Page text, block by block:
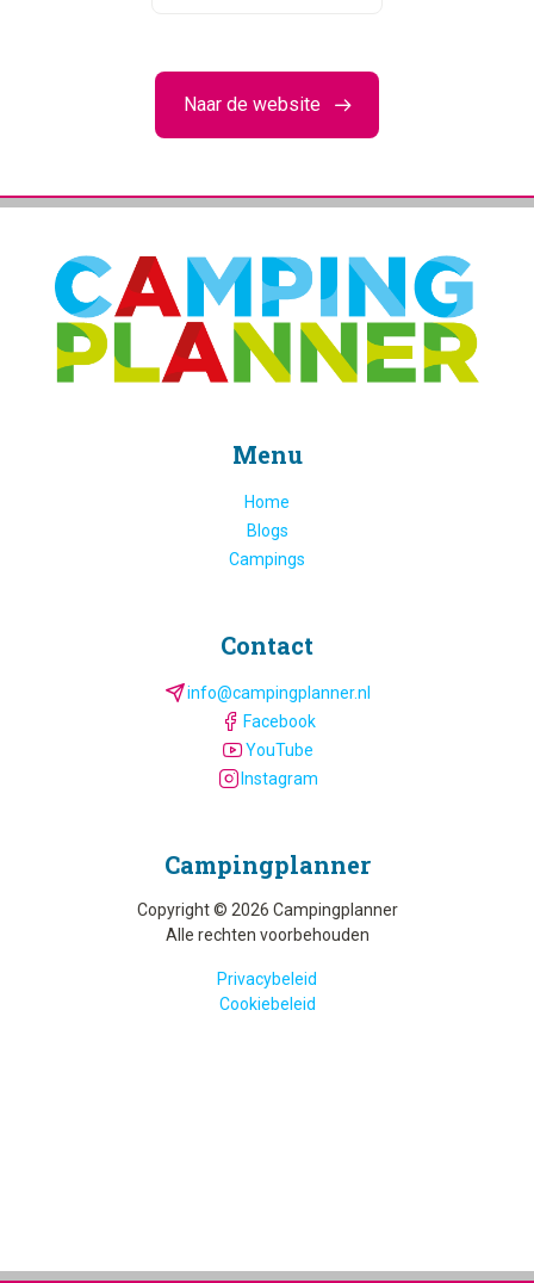
Naar de website
Menu
Home
Blogs
Campings
Contact
info@campingplanner.nl
Facebook
YouTube
Instagram
Camping­planner
Copyright © 2026 Campingplanner
Alle rechten voorbehouden
Privacybeleid
Cookiebeleid